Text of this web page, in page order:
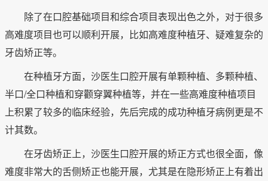
除了在口腔基础项目和综合项目表现出色之外，对于很多
高难度项目也可以顺利开展，比如高难度种植牙、疑难复杂的
牙齿矫正等。
在种植牙方面，沙医生口腔开展有单颗种植、多颗种植、
半口/全口种植和穿颧穿翼种植等，并在一些高难度种植项目
上积累了较多的临床经验，先后完成的成功种植牙病例更是不
计其数。
在牙齿矫正上，沙医生口腔开展的矫正方式也很全面，像
难度非常大的舌侧矫正也能开展，尤其是在隐形矫正上有着出